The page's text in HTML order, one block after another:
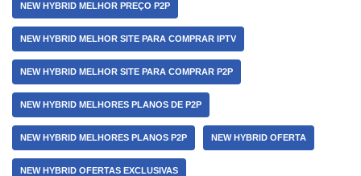
NEW HYBRID MELHOR PREÇO P2P
NEW HYBRID MELHOR SITE PARA COMPRAR IPTV
NEW HYBRID MELHOR SITE PARA COMPRAR P2P
NEW HYBRID MELHORES PLANOS DE P2P
NEW HYBRID MELHORES PLANOS P2P NEW HYBRID OFERTA
NEW HYBRID OFERTAS EXCLUSIVAS